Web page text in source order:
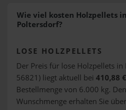
Wie viel kosten Holzpellets
Poltersdorf?
LOSE HOLZPELLETS
Der Preis für lose Holzpellets in
56821) liegt aktuell bei 410,88
Bestellmenge von 6.000 kg.
Wunschmenge erhalten Sie